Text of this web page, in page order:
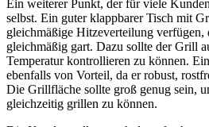
Ein weiterer Punkt, der für viele
selbst. Ein guter klappbarer Tisch mit
gleichmäßige Hitzeverteilung verfügen,
gleichmäßig gart. Dazu sollte der Grill
Temperatur kontrollieren zu können.
ebenfalls von Vorteil, da er robust,
Die Grillfläche sollte groß genug sein,
gleichzeitig grillen zu können.